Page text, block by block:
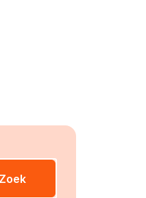
Zoek